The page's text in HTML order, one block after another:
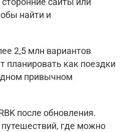
найти и
2,5 млн вариантов
планировать как поездки
привычном
после обновления.
где можно